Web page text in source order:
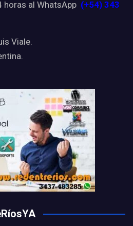
al WhatsApp (+54) 343
Viale.